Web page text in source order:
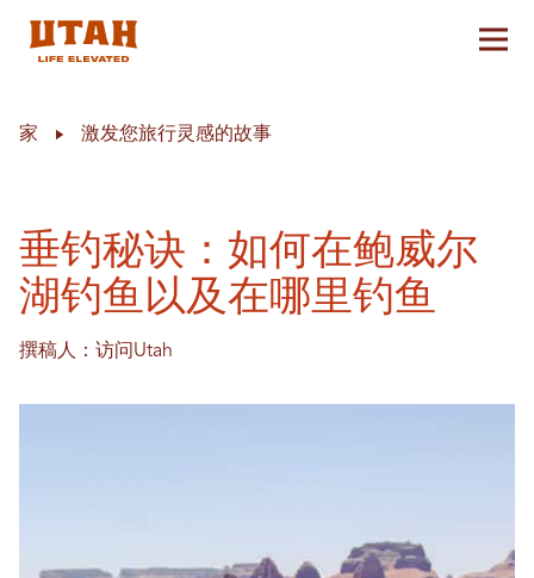
切换
家 激发您旅行灵感的故事
垂钓秘诀：如何在鲍威尔
湖钓鱼以及在哪里钓鱼
撰稿人：访问Utah